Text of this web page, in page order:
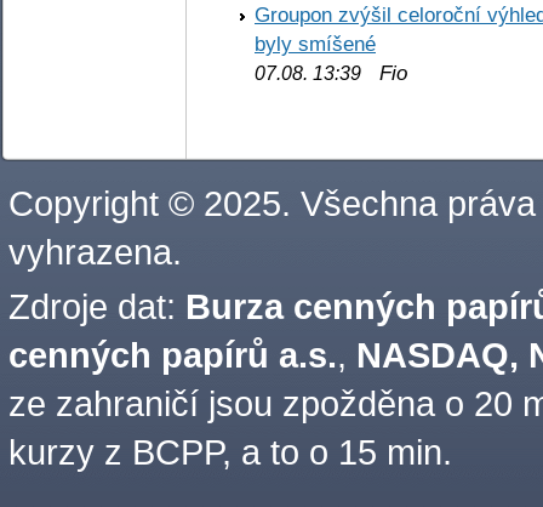
Groupon zvýšil celoroční
byly smíšené
07.08. 13:39 Fio
Copyright © 2025. Všechna práva
vyhrazena.
Zdroje dat: Burza cenných
cenných papírů a.s., NASDAQ,
ze zahraničí jsou zpožděna o 20
kurzy z BCPP, a to o 15 min.